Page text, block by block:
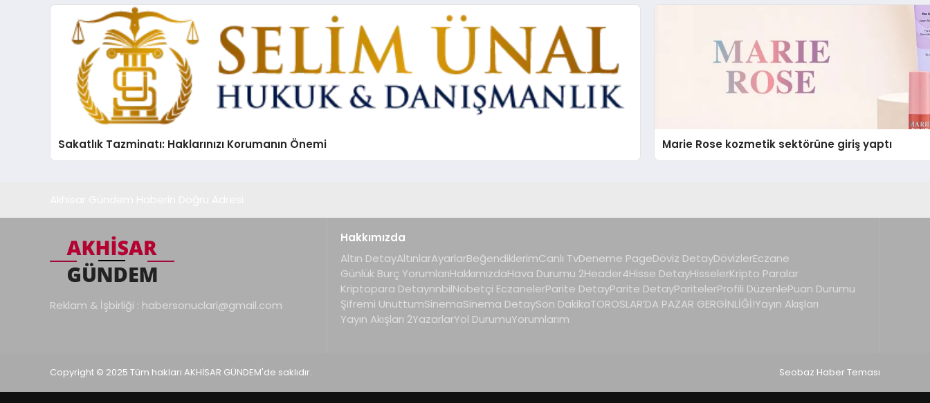
Sakatlık Tazminatı: Haklarınızı Korumanın Önemi Marie Rose kozmetik sektörüne giriş yaptı
Reklam & İşbirliği : habersonuclari@gmail.com
Hakkımızda
Altın DetayAltınlarAyarlarBeğendiklerimCanlı TvDeneme PageDöviz DetayDövizlerEczane
Günlük Burç YorumlarıHakkımızdaHava Durumu 2Header4Hisse DetayHisselerKripto Paralar
Kriptopara DetaynnbilNöbetçi EczanelerParite DetayParite DetayParitelerProfili DüzenlePuan Durumu
Şifremi UnuttumSinemaSinema DetaySon DakikaTOROSLAR’DA PAZAR GERGİNLİĞİ!Yayın Akışları
Yayın Akışları 2YazarlarYol DurumuYorumlarım
Copyright © 2025 Tüm hakları AKHİSAR GÜNDEM'de saklıdır. Seobaz Haber Teması